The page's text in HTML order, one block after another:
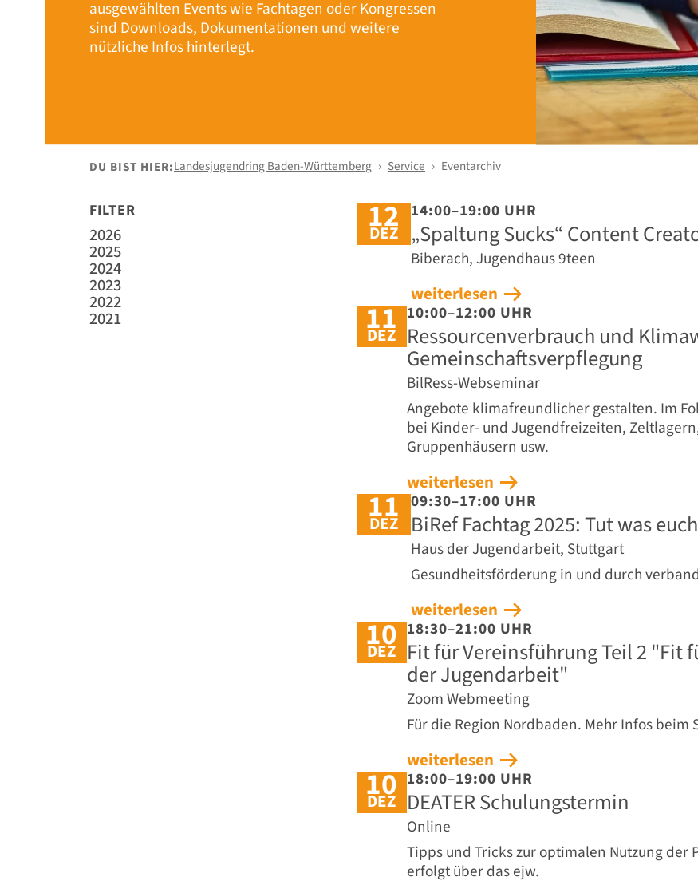
ausgewählten Events wie Fachtagen oder Kongressen
sind Downloads, Dokumentationen und weitere
nützliche Infos hinterlegt.
DU BIST HIER:Landesjugendring Baden-Württemberg Service Eventarchiv
FILTER
2026
2025
2024
2023
2022
2021
12
DEZ
14:00–19:00 UHR
„Spaltung Sucks“ Content
Biberach, Jugendhaus 9teen
weiterlesen
11
DEZ
10:00–12:00 UHR
Ressourcenverbrauch und
Gemeinschaftsverpflegung
BilRess-Webseminar
Angebote klimafreundlicher gestalten. Im
bei Kinder- und Jugendfreizeiten,
Gruppenhäusern usw.
weiterlesen
11
DEZ
09:30–17:00 UHR
BiRef Fachtag 2025: Tut was
Haus der Jugendarbeit, Stuttgart
Gesundheitsförderung in und durch
weiterlesen
10
DEZ
18:30–21:00 UHR
Fit für Vereinsführung Teil 2 "Fit
der Jugendarbeit"
Zoom Webmeeting
Für die Region Nordbaden. Mehr Infos beim
weiterlesen
10
DEZ
18:00–19:00 UHR
DEATER Schulungstermin
Online
Tipps und Tricks zur optimalen Nutzung der
erfolgt über das ejw.